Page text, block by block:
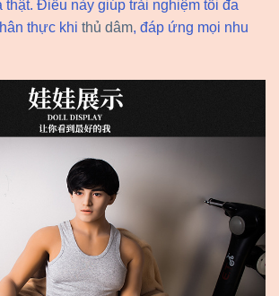
thật. Điều này giúp trải nghiệm tối đa
thực khi thủ dâm, đáp ứng mọi nhu